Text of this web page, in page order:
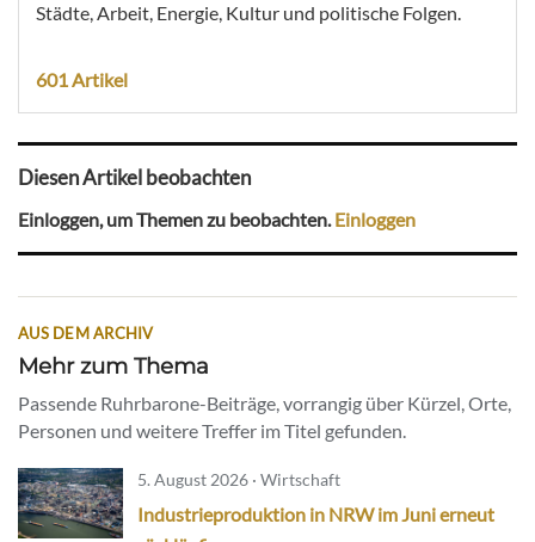
Städte, Arbeit, Energie, Kultur und politische Folgen.
601 Artikel
Diesen Artikel beobachten
Einloggen, um Themen zu beobachten.Einloggen
AUS DEM ARCHIV
Mehr zum Thema
Passende Ruhrbarone-Beiträge, vorrangig über Kürzel, Orte,
Personen und weitere Treffer im Titel gefunden.
5. August 2026 · Wirtschaft
Industrieproduktion in NRW im Juni erneut